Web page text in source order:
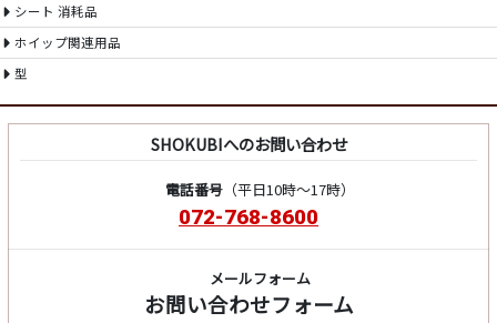
シート 消耗品
ホイップ関連用品
型
SHOKUBIへのお問い合わせ
電話番号（平日10時～17時）
072-768-8600
メールフォーム
お問い合わせフォーム